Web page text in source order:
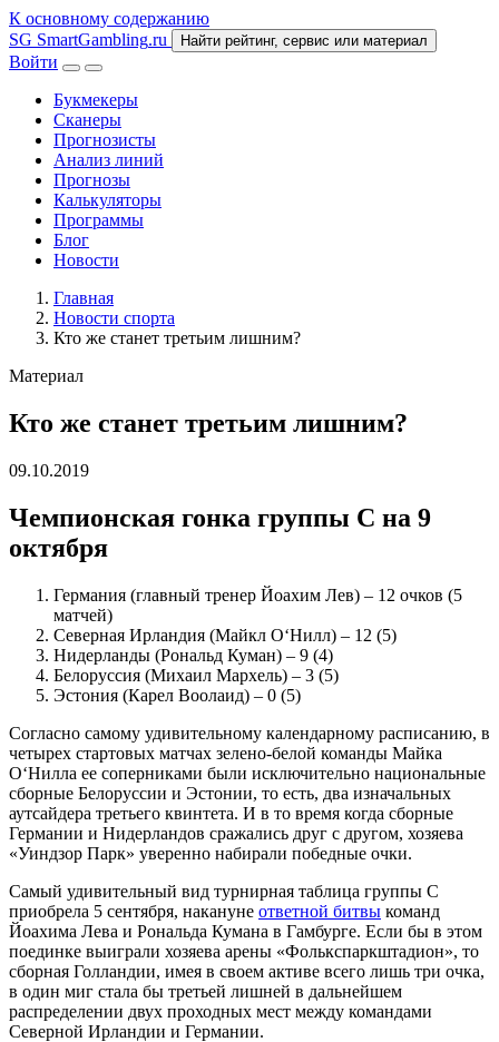
К основному содержанию
SG SmartGambling.ru Найти рейтинг, сервис или материал
Войти
Букмекеры
Сканеры
Прогнозисты
Анализ линий
Прогнозы
Калькуляторы
Программы
Блог
Новости
Главная
Новости спорта
Кто же станет третьим лишним?
Материал
Кто же станет третьим лишним?
09.10.2019
Чемпионская гонка группы C на 9
октября
Германия (главный тренер Йоахим Лев) – 12 очков (5
матчей)
Северная Ирландия (Майкл О‘Нилл) – 12 (5)
Нидерланды (Рональд Куман) – 9 (4)
Белоруссия (Михаил Мархель) – 3 (5)
Эстония (Карел Воолаид) – 0 (5)
Согласно самому удивительному календарному расписанию, в
четырех стартовых матчах зелено-белой команды Майка
О‘Нилла ее соперниками были исключительно национальные
сборные Белоруссии и Эстонии, то есть, два изначальных
аутсайдера третьего квинтета. И в то время когда сборные
Германии и Нидерландов сражались друг с другом, хозяева
«Уиндзор Парк» уверенно набирали победные очки.
Самый удивительный вид турнирная таблица группы C
приобрела 5 сентября, накануне ответной битвы команд
Йоахима Лева и Рональда Кумана в Гамбурге. Если бы в этом
поединке выиграли хозяева арены «Фолькспаркштадион», то
сборная Голландии, имея в своем активе всего лишь три очка,
в один миг стала бы третьей лишней в дальнейшем
распределении двух проходных мест между командами
Северной Ирландии и Германии.